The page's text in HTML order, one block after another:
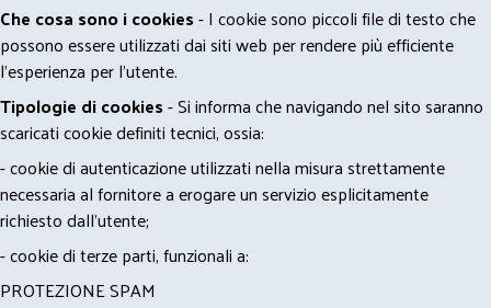
Che cosa sono i cookies- I cookie sono piccoli file di testo che
possono essere utilizzati dai siti web per rendere più efficiente
l'esperienza per l'utente.
Tipologie di cookies- Si informa che navigando nel sito saranno
scaricati cookie definiti tecnici, ossia:
- cookie di autenticazione utilizzati nella misura strettamente
necessaria al fornitore a erogare un servizio esplicitamente
richiesto dall'utente;
- cookie di terze parti, funzionali a:
PROTEZIONE SPAM